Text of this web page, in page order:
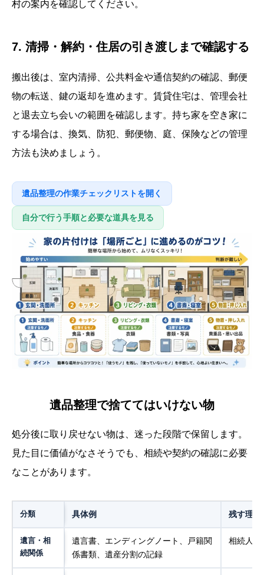
村の案内を確認してください。
7. 清掃・解約・住居の引き渡しまで確認する
搬出後は、室内清掃、公共料金や通信契約の確認、郵便
物の転送、鍵の返却を進めます。賃貸住宅は、管理会社
と退去立ち会いの範囲を確認します。持ち家を空き家に
する場合は、換気、防犯、郵便物、庭、保険などの管理
方法も決めましょう。
遺品整理の作業チェックリストを開く
自分で行う手順と必要な道具を見る
遺品整理で捨ててはいけない物
処分後に取り戻せない物は、迷った段階で保留します。
見た目に価値がなさそうでも、相続や契約の確認に必要
なことがあります。
分類 具体例 残す理由
遺言・相
続関係
遺言書、エンディングノート、戸籍関
係書類、遺産分割の記録
相続人や